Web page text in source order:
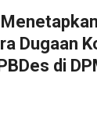
Dugaan
di